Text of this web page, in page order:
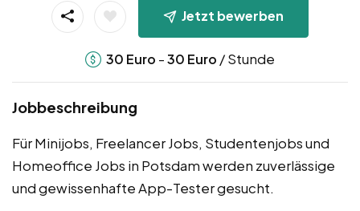
Jetzt bewerben
30 Euro -30 Euro / Stunde
Jobbeschreibung
Für Minijobs, Freelancer Jobs, Studentenjobs und
Homeoffice Jobs in Potsdam werden zuverlässige
und gewissenhafte App-Tester gesucht.